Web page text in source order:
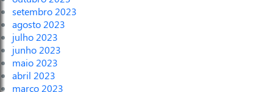
setembro 2023
agosto 2023
julho 2023
junho 2023
maio 2023
abril 2023
março 2023